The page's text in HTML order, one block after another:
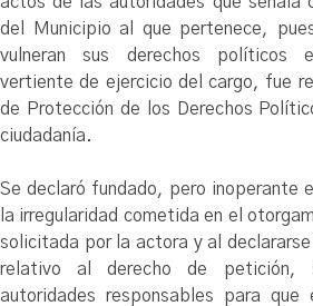
del Municipio al que pertenece,
vulneran sus derechos políticos
vertiente de ejercicio del cargo, fue
de Protección de los Derechos
ciudadanía.
Se declaró fundado, pero inoperante
la irregularidad cometida en el
solicitada por la actora y al
relativo al derecho de petición,
autoridades responsables para